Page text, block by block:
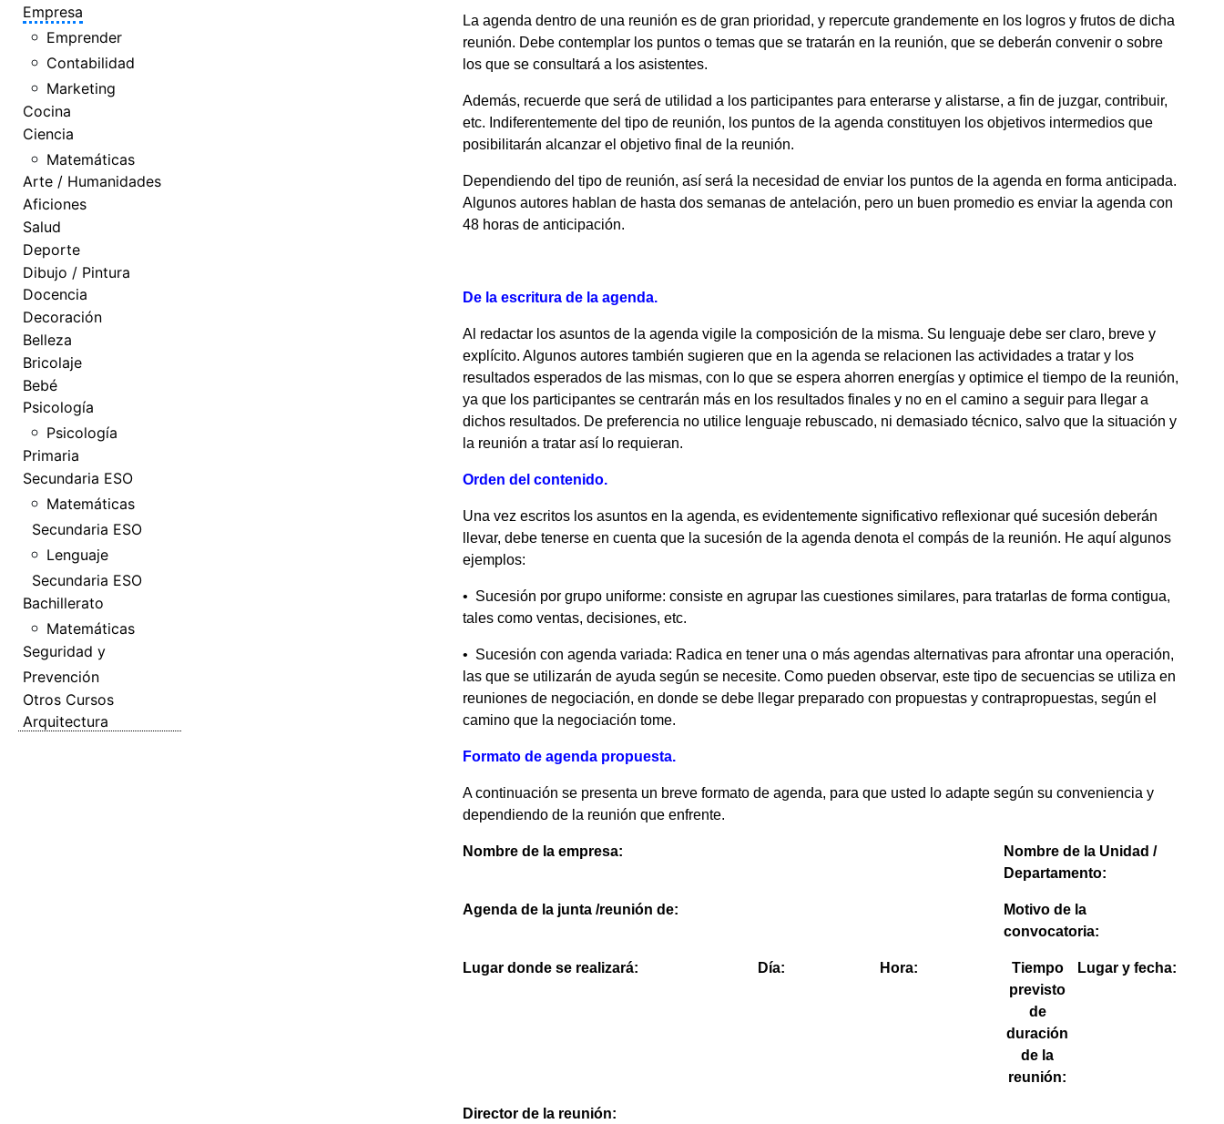
Empresa
Emprender
Contabilidad
Marketing
Cocina
Ciencia
Matemáticas
Arte / Humanidades
Aficiones
Salud
Deporte
Dibujo / Pintura
Docencia
Decoración
Belleza
Bricolaje
Bebé
Psicología
Psicología
Primaria
Secundaria ESO
Matemáticas
Secundaria ESO
Lenguaje
Secundaria ESO
Bachillerato
Matemáticas
Seguridad y
Prevención
Otros Cursos
Arquitectura
La agenda dentro de una reunión es de gran prioridad, y repercute grandemente en los logros y frutos de dicha
reunión. Debe contemplar los puntos o temas que se tratarán en la reunión, que se deberán convenir o sobre
los que se consultará a los asistentes.
Además, recuerde que será de utilidad a los participantes para enterarse y alistarse, a fin de juzgar, contribuir,
etc. Indiferentemente del tipo de reunión, los puntos de la agenda constituyen los objetivos intermedios que
posibilitarán alcanzar el objetivo final de la reunión.
Dependiendo del tipo de reunión, así será la necesidad de enviar los puntos de la agenda en forma anticipada.
Algunos autores hablan de hasta dos semanas de antelación, pero un buen promedio es enviar la agenda con
48 horas de anticipación.
De la escritura de la agenda.
Al redactar los asuntos de la agenda vigile la composición de la misma. Su lenguaje debe ser claro, breve y
explícito. Algunos autores también sugieren que en la agenda se relacionen las actividades a tratar y los
resultados esperados de las mismas, con lo que se espera ahorren energías y optimice el tiempo de la reunión,
ya que los participantes se centrarán más en los resultados finales y no en el camino a seguir para llegar a
dichos resultados. De preferencia no utilice lenguaje rebuscado, ni demasiado técnico, salvo que la situación y
la reunión a tratar así lo requieran.
Orden del contenido.
Una vez escritos los asuntos en la agenda, es evidentemente significativo reflexionar qué sucesión deberán
llevar, debe tenerse en cuenta que la sucesión de la agenda denota el compás de la reunión. He aquí algunos
ejemplos:
• Sucesión por grupo uniforme: consiste en agrupar las cuestiones similares, para tratarlas de forma contigua,
tales como ventas, decisiones, etc.
• Sucesión con agenda variada: Radica en tener una o más agendas alternativas para afrontar una operación,
las que se utilizarán de ayuda según se necesite. Como pueden observar, este tipo de secuencias se utiliza en
reuniones de negociación, en donde se debe llegar preparado con propuestas y contrapropuestas, según el
camino que la negociación tome.
Formato de agenda propuesta.
A continuación se presenta un breve formato de agenda, para que usted lo adapte según su conveniencia y
dependiendo de la reunión que enfrente.
Nombre de la empresa:
Nombre de la Unidad /
Departamento:
Agenda de la junta /reunión de:
Motivo de la
convocatoria:
Lugar donde se realizará: Día: Hora:
Tiempo
previsto
de
duración
de la
reunión:
Lugar y fecha:
Director de la reunión: